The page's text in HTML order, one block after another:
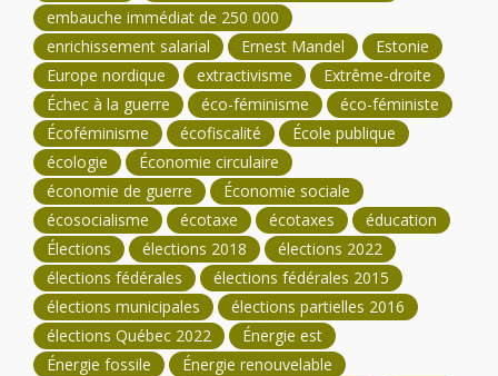
embauche immédiat de 250 000
enrichissement salarial
Ernest Mandel
Estonie
Europe nordique
extractivisme
Extrême-droite
Échec à la guerre
éco-féminisme
éco-féministe
Écoféminisme
écofiscalité
École publique
écologie
Économie circulaire
économie de guerre
Économie sociale
écosocialisme
écotaxe écotaxes
éducation
Élections
élections 2018
élections 2022
élections fédérales
élections fédérales 2015
élections municipales
élections partielles 2016
élections Québec 2022
Énergie est
Énergie fossile
Énergie renouvelable